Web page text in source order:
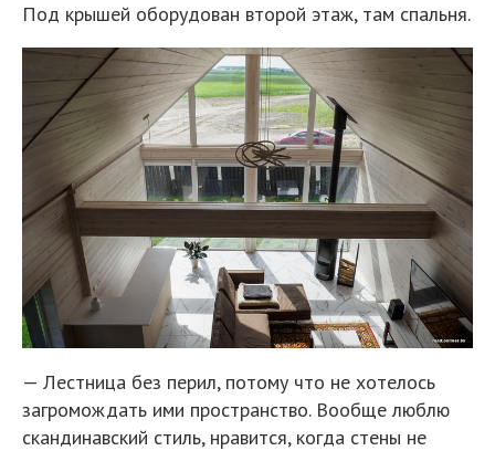
Под крышей оборудован второй этаж, там спальня.
— Лестница без перил, потому что не хотелось
загромождать ими пространство. Вообще люблю
скандинавский стиль, нравится, когда стены не